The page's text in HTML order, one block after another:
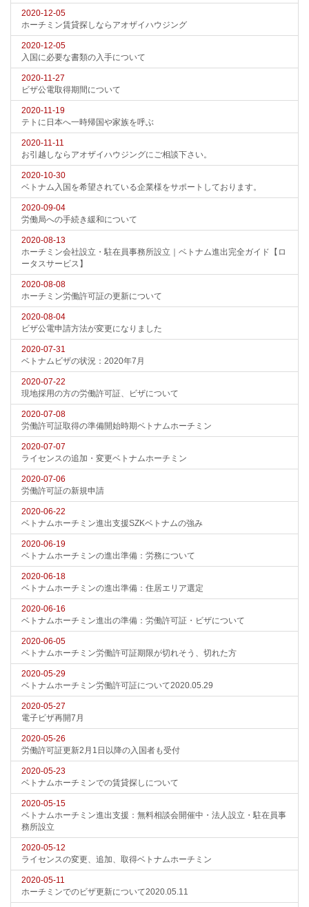
2020-12-05
ホーチミン賃貸探しならアオザイハウジング
2020-12-05
入国に必要な書類の入手について
2020-11-27
ビザ公電取得期間について
2020-11-19
テトに日本へ一時帰国や家族を呼ぶ
2020-11-11
お引越しならアオザイハウジングにご相談下さい。
2020-10-30
ベトナム入国を希望されている企業様をサポートしております。
2020-09-04
労働局への手続き緩和について
2020-08-13
ホーチミン会社設立・駐在員事務所設立｜ベトナム進出完全ガイド【ロ
ータスサービス】
2020-08-08
ホーチミン労働許可証の更新について
2020-08-04
ビザ公電申請方法が変更になりました
2020-07-31
ベトナムビザの状況：2020年7月
2020-07-22
現地採用の方の労働許可証、ビザについて
2020-07-08
労働許可証取得の準備開始時期ベトナムホーチミン
2020-07-07
ライセンスの追加・変更ベトナムホーチミン
2020-07-06
労働許可証の新規申請
2020-06-22
ベトナムホーチミン進出支援SZKベトナムの強み
2020-06-19
ベトナムホーチミンの進出準備：労務について
2020-06-18
ベトナムホーチミンの進出準備：住居エリア選定
2020-06-16
ベトナムホーチミン進出の準備：労働許可証・ビザについて
2020-06-05
ベトナムホーチミン労働許可証期限が切れそう、切れた方
2020-05-29
ベトナムホーチミン労働許可証について2020.05.29
2020-05-27
電子ビザ再開7月
2020-05-26
労働許可証更新2月1日以降の入国者も受付
2020-05-23
ベトナムホーチミンでの賃貸探しについて
2020-05-15
ベトナムホーチミン進出支援：無料相談会開催中・法人設立・駐在員事
務所設立
2020-05-12
ライセンスの変更、追加、取得ベトナムホーチミン
2020-05-11
ホーチミンでのビザ更新について2020.05.11